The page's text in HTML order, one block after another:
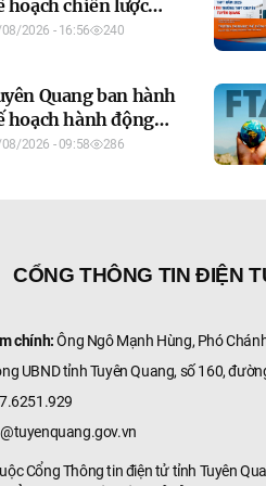
hoạch chiến lược
đồng Văn hóa -
2026 - 16:56 240
Quang ban hành
hoạch hành động
triển công dân số,
2026 - 09:58 286
CỔNG THÔNG TIN ĐIỆN
chính:Ông Ngô Mạnh Hùng, Phó
UBND tỉnh Tuyên Quang, số 160,
Cổng Thông tin điện tử tỉnh Tuyên